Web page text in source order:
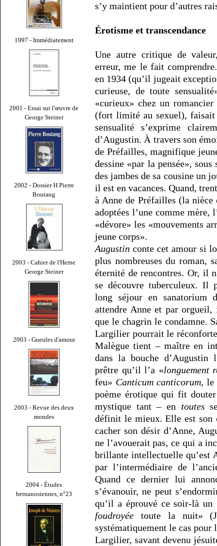
1997 - Immédiatement
2001 - Essai sur l'œuvre de
George Steiner
2002 - Dossier H Pierre
Boutang
2003 - Cahier de l'Herne
George Steiner
2003 - Gueules d'amour
2003 - Revue des deux
mondes
2004 - Études
bernanosiennes, n°23
s’y maintient pour d’autres
Érotisme et transcendance
Une autre critique de
erreur, me le fait
en 1934 (qu’il jugeait
curieuse, de toute
«curieux» chez un
(fort limité au sexuel),
sensualité s’exprime
d’Augustin. À travers son
de Préfailles, magnifique
dessine «par la pensée»,
des jambes de sa cousine un
il est en vacances. Quand,
à Anne de Préfailles (la nièce
adoptées l’une comme
«dévore» les «mouvements
jeune corps».
Augustin conte cet amour si
plus nombreuses du roman,
éternité de rencontres. Or, il
se découvre tuberculeux. Il
long séjour en sanatorium
attendre Anne et par
que le chagrin le condamne.
Largilier pourrait le
Malègue tient – maître en
dans la bouche d’Augustin
prêtre qu’il l’a «longuement
feu» Canticum canticorum, le
poème érotique qui fit
mystique tant – en toutes
définit le mieux. Elle est son
cacher son désir d’Anne,
ne l’avouerait pas, ce qui a
brillante intellectuelle qu’est
par l’intermédiaire de
Quand ce dernier lui
s’évanouir, ne peut
qu’il a éprouvé ce soir-là un
foudroyée toute la nuit»
systématiquement le cas pour
Largilier, savant devenu